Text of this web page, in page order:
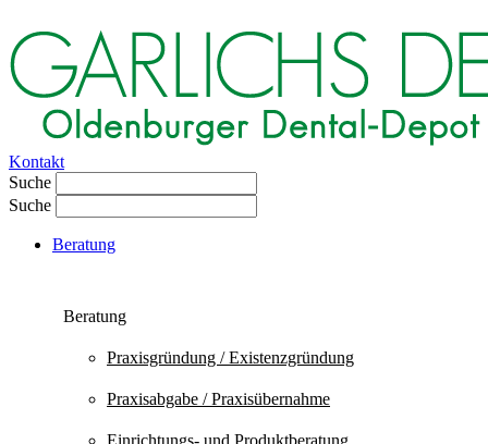
Kontakt
Suche
Suche
Beratung
Beratung
Praxisgründung / Existenz­gründung
Praxisabgabe / Praxisübernahme
Einrichtungs- und Produktberatung